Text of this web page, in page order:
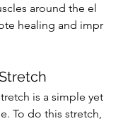
around the el
healing and impr
is a simple yet
To do this stretch,